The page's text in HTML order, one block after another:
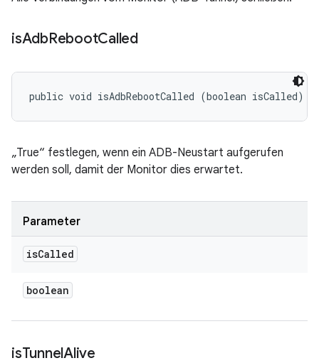
isAdbRebootCalled
public void isAdbRebootCalled (boolean isCalled)
„True“ festlegen, wenn ein ADB-Neustart aufgerufen
werden soll, damit der Monitor dies erwartet.
Parameter
isCalled
boolean
isTunnelAlive